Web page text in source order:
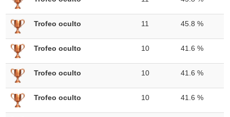
Trofeo oculto 11 45.8 %
Trofeo oculto 10 41.6 %
Trofeo oculto 10 41.6 %
Trofeo oculto 10 41.6 %